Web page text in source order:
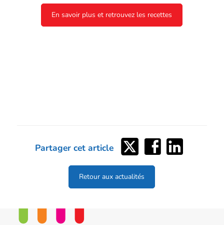
En savoir plus et retrouvez les recettes
Partager cet article
Partager
sur
Twitter
Partager
sur
Facebook
Partager
sur
Retour aux actualités